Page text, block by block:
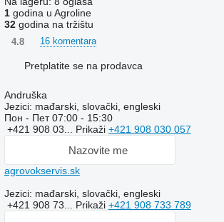
1godina u Agroline
32godina na tržištu
4.8 16 komentara
Pretplatite se na prodavca
Andruška
Jezici: mađarski, slovački, engleski
Пон - Пет07:00 - 15:30
+421 908 03... Prikaži +421 908 030 057
Nazovite me
agrovokservis.sk
Jezici: mađarski, slovački, engleski
+421 908 73... Prikaži +421 908 733 789